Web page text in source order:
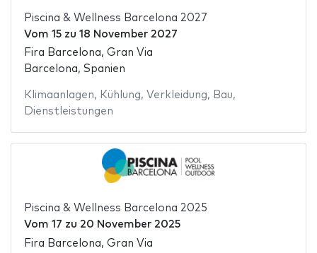
Piscina & Wellness Barcelona 2027
Vom 15zu 18 November 2027
Fira Barcelona, Gran Via
Barcelona, Spanien
Klimaanlagen, Kühlung, Verkleidung, Bau,
Dienstleistungen
Piscina & Wellness Barcelona 2025
Vom 17 zu 20 November 2025
Fira Barcelona, Gran Via